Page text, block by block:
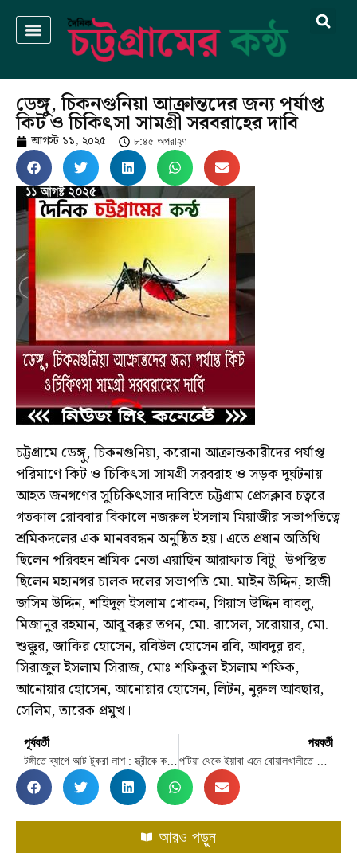
ডেঙ্গু, চিকনগুনিয়া আক্রান্তদের জন্য পর্যাপ্ত
কিট ও চিকিৎসা সামগ্রী সরবরাহের দাবি
আগস্ট ১১, ২০২৫ ৮:৪৫ অপরাহ্ণ
চট্টগ্রামে ডেঙ্গু, চিকনগুনিয়া, করোনা আক্রান্তকারীদের পর্যাপ্ত
পরিমাণে কিট ও চিকিৎসা সামগ্রী সরবরাহ ও সড়ক দুর্ঘটনায়
আহত জনগণের সুচিকিৎসার দাবিতে চট্টগ্রাম প্রেসক্লাব চত্বরে
গতকাল রোববার বিকালে নজরুল ইসলাম মিয়াজীর সভাপতিত্বে
শ্রমিকদলের এক মানববন্ধন অনুষ্ঠিত হয়। এতে প্রধান অতিথি
ছিলেন পরিবহন শ্রমিক নেতা এয়াছিন আরাফাত বিটু। উপস্থিত
ছিলেন মহানগর চালক দলের সভাপতি মো. মাইন উদ্দিন, হাজী
জসিম উদ্দিন, শহিদুল ইসলাম খোকন, গিয়াস উদ্দিন বাবলু,
মিজানুর রহমান, আবু বক্কর তপন, মো. রাসেল, সরোয়ার, মো.
শুক্কুর, জাকির হোসেন, রবিউল হোসেন রবি, আবদুর রব,
সিরাজুল ইসলাম সিরাজ, মোঃ শফিকুল ইসলাম শফিক,
আনোয়ার হোসেন, আনোয়ার হোসেন, লিটন, নুরুল আবছার,
সেলিম, তারেক প্রমুখ।
পূর্ববর্তী পরবর্তী
আরও পড়ুন